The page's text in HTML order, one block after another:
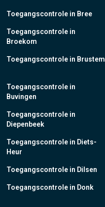
Toegangscontrole in Bree
Toegangscontrole in
Broekom
Toegangscontrole in Brustem
Toegangscontrole in
Buvingen
Toegangscontrole in
Diepenbeek
Toegangscontrole in Diets-
Heur
Toegangscontrole in Dilsen
Toegangscontrole in Donk